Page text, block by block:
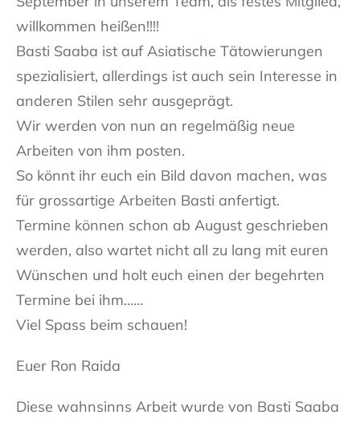
willkommen heißen!!!!
Basti Saaba ist auf Asiatische Tätowierungen
spezialisiert, allerdings ist auch sein Interesse in
anderen Stilen sehr ausgeprägt.
Wir werden von nun an regelmäßig neue
Arbeiten von ihm posten.
So könnt ihr euch ein Bild davon machen, was
für grossartige Arbeiten Basti anfertigt.
Termine können schon ab August geschrieben
werden, also wartet nicht all zu lang mit euren
Wünschen und holt euch einen der begehrten
Termine bei ihm……
Viel Spass beim schauen!
Euer Ron Raida
Diese wahnsinns Arbeit wurde von Basti Saaba